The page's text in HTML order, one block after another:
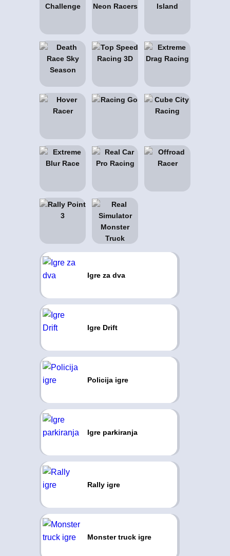
Igre za dva
Igre Drift
Policija igre
Igre parkiranja
Rally igre
Monster truck igre